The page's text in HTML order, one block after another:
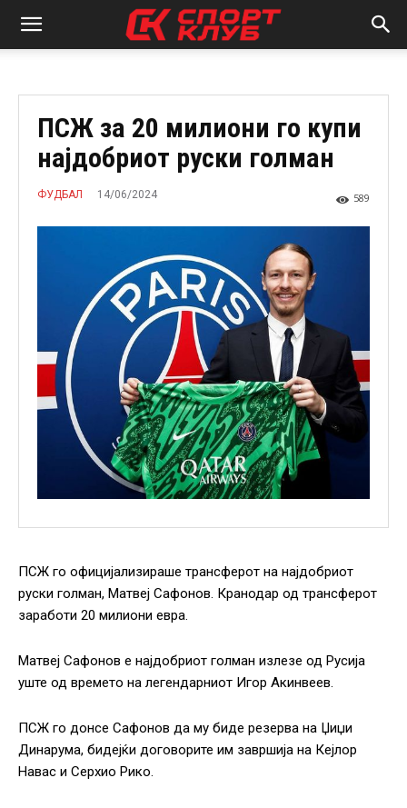
ПСЖ за 20 милиони го купи
најдобриот руски голман
ФУДБАЛ 14/06/2024 589
ПСЖ го официјализираше трансферот на најдобриот
руски голман, Матвеј Сафонов. Кранодар од трансферот
заработи 20 милиони евра.
Матвеј Сафонов е најдобриот голман излезе од Русија
уште од времето на легендарниот Игор Акинвеев.
ПСЖ го донсе Сафонов да му биде резерва на Џиџи
Динарума, бидејќи договорите им завршија на Кејлор
Навас и Серхио Рико.